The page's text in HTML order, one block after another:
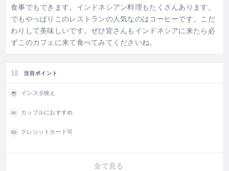
食事でもできます。インドネシアン料理もたくさんあります。
でもやっぱりこのレストランの人気なのはコーヒーです。こだ
わりして美味しいです。ぜひ皆さんもインドネシアに来たら必
ずこのカフェに来て食べてみてくださいね。
注目ポイント
インスタ映え
カップルにおすすめ
クレジットカード可
全て見る